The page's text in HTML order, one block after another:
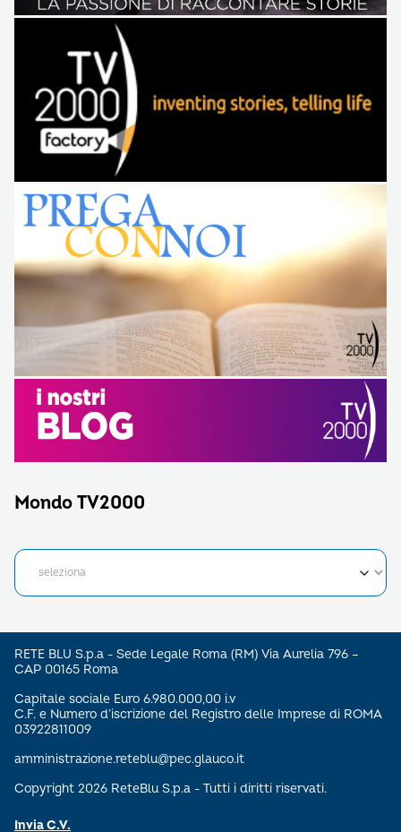
Mondo TV2000
RETE BLU S.p.a - Sede Legale Roma (RM) Via Aurelia 796 –
CAP 00165 Roma
Capitale sociale Euro 6.980.000,00 i.v
C.F. e Numero d’iscrizione del Registro delle Imprese di ROMA
03922811009
amministrazione.reteblu@pec.glauco.it
Copyright 2026 ReteBlu S.p.a - Tutti i diritti riservati.
Invia C.V.